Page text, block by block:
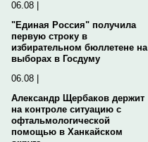
06.08 |
"Единая Россия" получила
первую строку в
избирательном бюллетене на
выборах в Госдуму
06.08 |
Александр Щербаков держит
на контроле ситуацию с
офтальмологической
помощью в Ханкайском